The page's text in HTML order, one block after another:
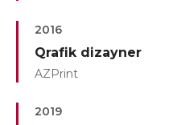
2016
Qrafik dizayner
AZPrint
2019